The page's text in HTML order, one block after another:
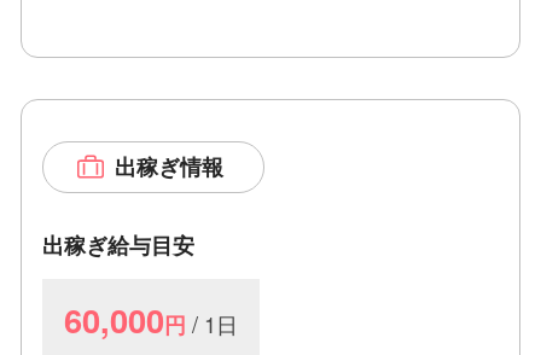
出稼ぎ情報
出稼ぎ給与目安
60,000円 / 1日